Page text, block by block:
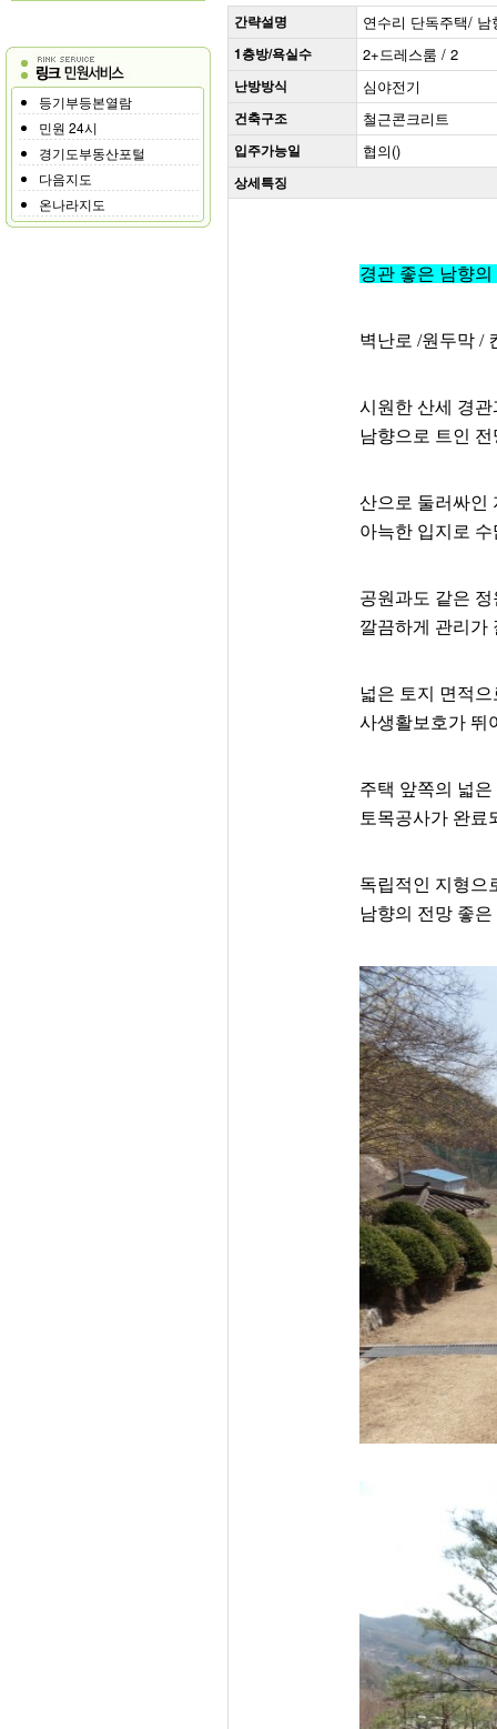
등기부등본열람
민원 24시
경기도부동산포털
다음지도
온나라지도
간략설명 연수리 단독주택/
1층방/욕실수 2+드레스룸 / 2
난방방식 심야전기
건축구조 철근콘크리트
입주가능일 협의()
상세특징
경관 좋은 남향
벽난로 /원두막 /
시원한 산세 경관
남향으로 트인
산으로 둘러싸인
아늑한 입지로
공원과도 같은
깔끔하게 관리가
넓은 토지 면적
사생활보호가 뛰
주택 앞쪽의 넓은
토목공사가 완료
독립적인 지형으
남향의 전망 좋